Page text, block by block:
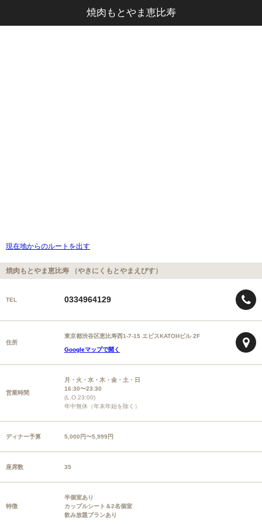
焼肉もとやま恵比寿
現在地からのルートを出す
焼肉もとやま恵比寿 （やきにくもとやまえびす）
TEL 0334964129
住所
東京都渋谷区恵比寿西1-7-15 エビスKATOHビル 2F
Googleマップで開く
営業時間
月・火・水・木・金・土・日
16:30〜23:30
(L.O.23:00)
年中無休（年末年始を除く）
ディナー予算 5,000円〜5,999円
座席数 35
特徴
半個室あり
カップルシート＆2名個室
飲み放題プランあり